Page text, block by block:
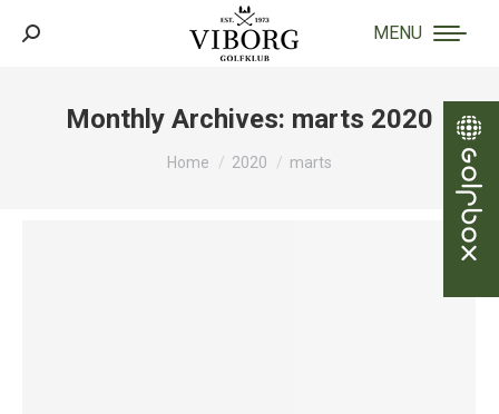
MENU
Search:
Monthly Archives: marts 2020
You are here:
Home 2020 marts